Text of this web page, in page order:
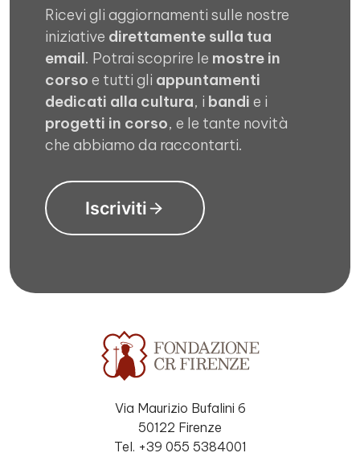
Ricevi gli aggiornamenti sulle nostre
iniziative direttamente sulla tua
email. Potrai scoprire le mostre in
corso e tutti gli appuntamenti
dedicati alla cultura, i bandi e i
progetti in corso, e le tante novità
che abbiamo da raccontarti.
Iscriviti
Via Maurizio Bufalini 6
50122 Firenze
Tel. +39 055 5384001